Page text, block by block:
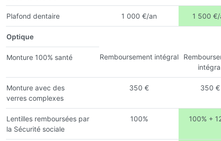
Plafond dentaire 1 000 €/an 1 500 €/
Optique
Monture 100% santé Remboursement intégral
Monture avec des
verres complexes
350 € 350 €
Lentilles remboursées par
la Sécurité sociale
100% 100% +